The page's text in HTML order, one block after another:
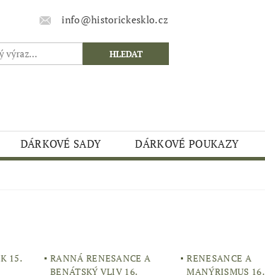
info@historickesklo.cz
DÁRKOVÉ SADY DÁRKOVÉ POUKAZY
15.
RANNÁ RENESANCE A
BENÁTSKÝ VLIV 16.
RENESANCE A
MANÝRISMUS 16.